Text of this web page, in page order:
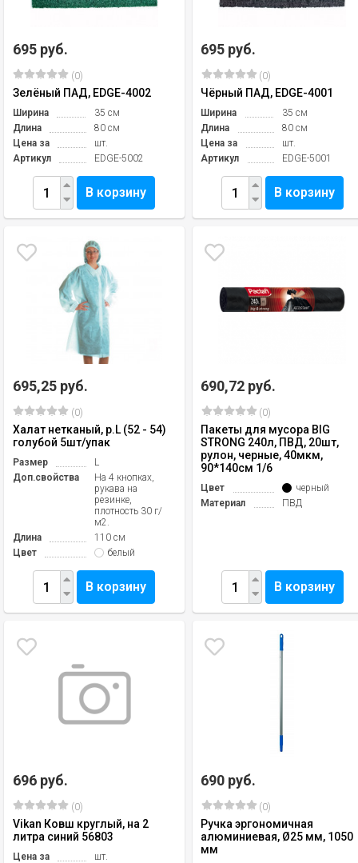
695 руб.
(0)
Зелёный ПАД, EDGE-4002
Ширина
35 см
Длина
80 см
Цена за
шт.
Артикул
EDGE-5002
В корзину
695 руб.
(0)
Чёрный ПАД, EDGE-4001
Ширина
35 см
Длина
80 см
Цена за
шт.
Артикул
EDGE-5001
В корзину
695,25 руб.
(0)
Халат нетканый, р.L (52 - 54)
голубой 5шт/упак
Размер
L
Доп.свойства
На 4 кнопках,
рукава на
резинке,
плотность 30 г/
м2.
Длина
110 см
Цвет
белый
В корзину
690,72 руб.
(0)
Пакеты для мусора BIG
STRONG 240л, ПВД, 20шт,
рулон, черные, 40мкм,
90*140см 1/6
Цвет
черный
Материал
ПВД
В корзину
696 руб.
(0)
Vikan Ковш круглый, на 2
литра синий 56803
Цена за
шт.
690 руб.
(0)
Ручка эргономичная
алюминиевая, Ø25 мм, 1050
мм